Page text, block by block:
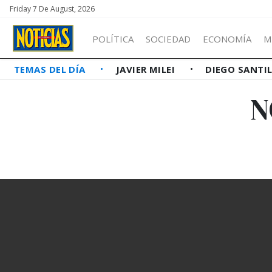
Friday 7 De August, 2026
POLÍTICA SOCIEDAD ECONOMÍA
TEMAS DEL DÍA JAVIER MILEI DIEGO